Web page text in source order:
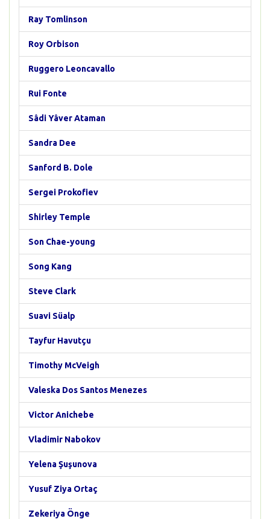
Ray Tomlinson
Roy Orbison
Ruggero Leoncavallo
Rui Fonte
Sâdi Yâver Ataman
Sandra Dee
Sanford B. Dole
Sergei Prokofiev
Shirley Temple
Son Chae-young
Song Kang
Steve Clark
Suavi Süalp
Tayfur Havutçu
Timothy McVeigh
Valeska Dos Santos Menezes
Victor Anichebe
Vladimir Nabokov
Yelena Şuşunova
Yusuf Ziya Ortaç
Zekeriya Önge